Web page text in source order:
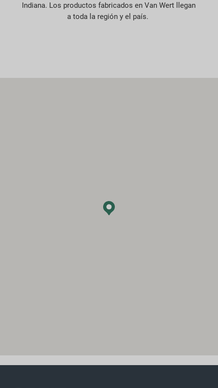
Indiana. Los productos fabricados en Van Wert llegan
a toda la región y el país.